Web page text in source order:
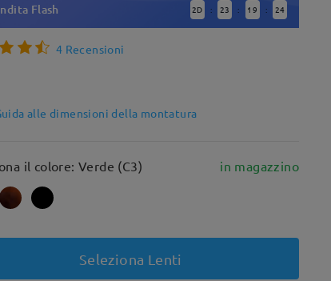
Flash 2D : 23 : 19 : 23
4 Recensioni
alle dimensioni della montatura
il colore: Verde (C3) in magazzino
Seleziona Lenti